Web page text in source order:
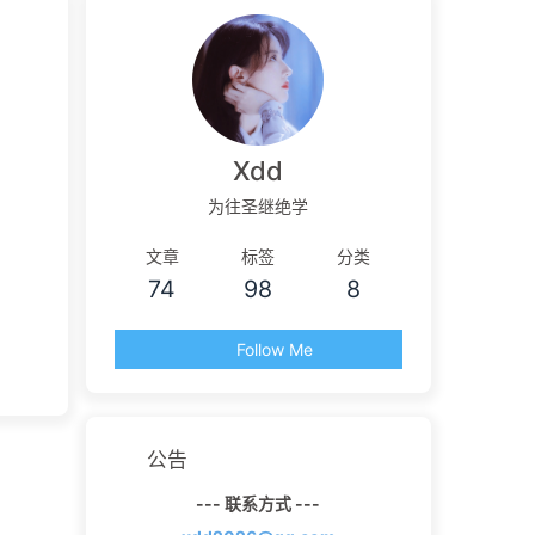
Xdd
为往圣继绝学
文章
74
标签
98
分类
8
Follow Me
公告
--- 联系方式 ---